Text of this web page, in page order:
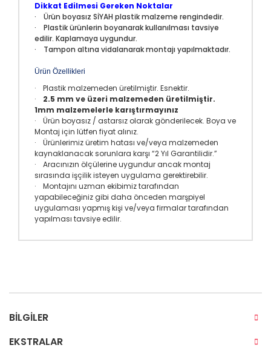
Dikkat Edilmesi Gereken Noktalar
· Ürün boyasız SİYAH plastik malzeme rengindedir.
· Plastik ürünlerin boyanarak kullanılması tavsiye
edilir. Kaplamaya uygundur.
· Tampon altına vidalanarak montajı yapılmaktadır.
Ürün Özellikleri
· Plastik malzemeden üretilmiştir. Esnektir.
·
2.5 mm ve üzeri malzemeden üretilmiştir.
1mm malzemelerle karıştırmayınız
· Ürün boyasız / astarsız olarak gönderilecek. Boya ve
Montaj için lütfen fiyat alınız.
· Ürünlerimiz üretim hatası ve/veya malzemeden
kaynaklanacak sorunlara karşı “2 Yıl Garantilidir.”
· Aracınızın ölçülerine uygundur ancak montaj
sırasında işçilik isteyen uygulama gerektirebilir.
· Montajını uzman ekibimiz tarafından
yapabileceğiniz gibi daha önceden marşpiyel
uygulaması yapmış kişi ve/veya firmalar tarafından
yapılması tavsiye edilir.
BILGILER
EKSTRALAR